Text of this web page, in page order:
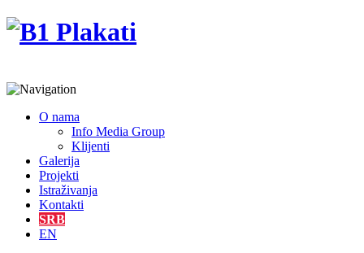
O nama
Info Media Group
Klijenti
Galerija
Projekti
Istraživanja
Kontakti
SRB
EN